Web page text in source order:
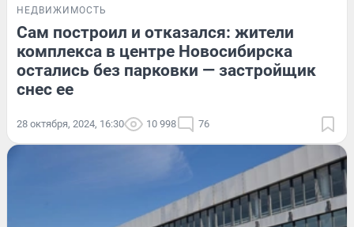
НЕДВИЖИМОСТЬ
Сам построил и отказался: жители
комплекса в центре Новосибирска
остались без парковки — застройщик
снес ее
28 октября, 2024, 16:30 10 998 76